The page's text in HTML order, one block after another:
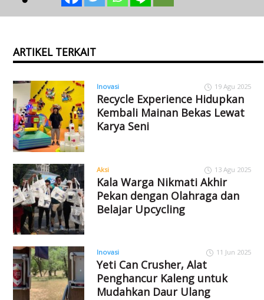
ARTIKEL TERKAIT
Inovasi 19 Agu 2025
Recycle Experience Hidupkan
Kembali Mainan Bekas Lewat
Karya Seni
Aksi 13 Agu 2025
Kala Warga Nikmati Akhir
Pekan dengan Olahraga dan
Belajar Upcycling
Inovasi 11 Jun 2025
Yeti Can Crusher, Alat
Penghancur Kaleng untuk
Mudahkan Daur Ulang